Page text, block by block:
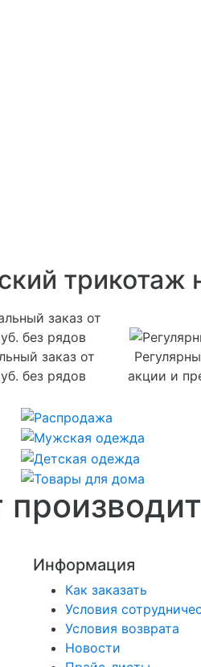
заказ от
без рядов
акции и
Информация
Как заказать
Условия
Условия возврата
Новости